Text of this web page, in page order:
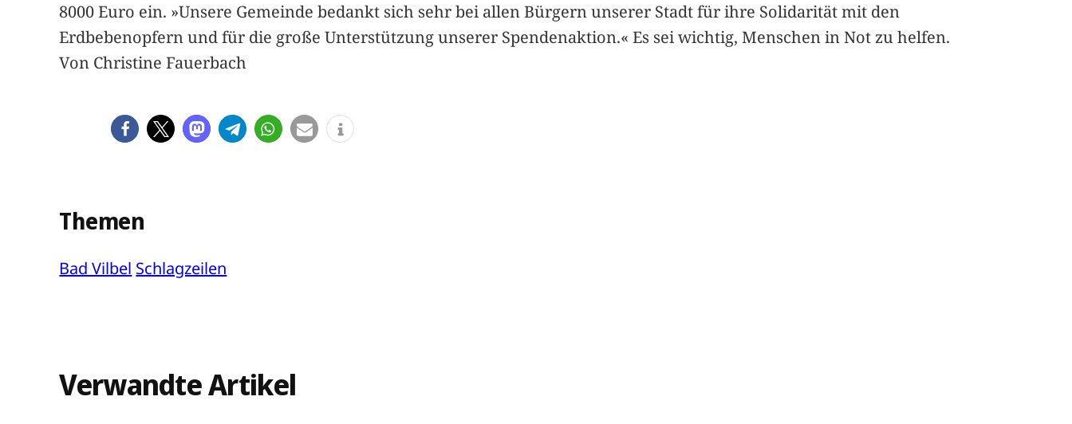
8000 Euro ein. »Unsere Gemeinde bedankt sich sehr bei allen Bürgern unserer Stadt für ihre Solidarität mit den
Erdbebenopfern und für die große Unterstützung unserer Spendenaktion.« Es sei wichtig, Menschen in Not zu helfen.
Von Christine Fauerbach
Themen
Bad Vilbel Schlagzeilen
Verwandte Artikel